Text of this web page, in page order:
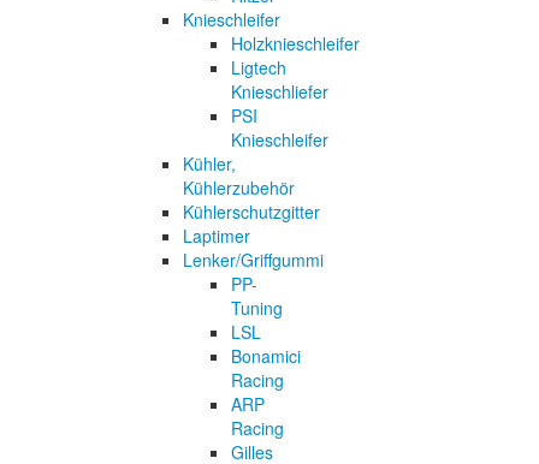
Knieschleifer
Holzknieschleifer
Ligtech
Knieschliefer
PSI
Knieschleifer
Kühler,
Kühlerzubehör
Kühlerschutzgitter
Laptimer
Lenker/Griffgummi
PP-
Tuning
LSL
Bonamici
Racing
ARP
Racing
Gilles